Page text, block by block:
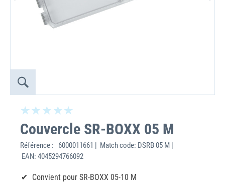
Couvercle SR-BOXX 05 M
Référence :
6000011661 | Match code: DSRB 05 M |
EAN: 4045294766092
Convient pour SR-BOXX 05-10 M